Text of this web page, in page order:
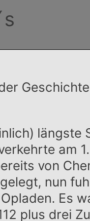
Geschichte
längste
am
von
nun
Es
plus drei